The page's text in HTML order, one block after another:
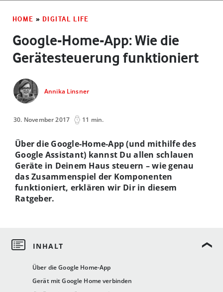
HOME » DIGITAL LIFE
Google-Home-App: Wie die
Gerätesteuerung funktioniert
Annika Linsner
30. November 2017 11 min.
Über die Google Home-App
Gerät mit Google Home verbinden
Über die Google-Home-App (und mithilfe des
Google Assistant) kannst Du allen schlauen
Geräte in Deinem Haus steuern – wie genau
das Zusammenspiel der Komponenten
funktioniert, erklären wir Dir in diesem
Ratgeber.